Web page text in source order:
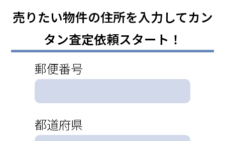
売りたい物件の住所を入力してカン
タン査定依頼スタート！
郵便番号
都道府県